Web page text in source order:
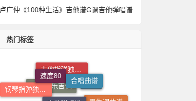
卢广仲《100种生活》吉他谱G调吉他弹唱谱
热门标签
吉他指弹独奏谱
C调
钢琴指弹独奏谱
速度80 合唱曲谱
2/4拍
吉他弹唱谱